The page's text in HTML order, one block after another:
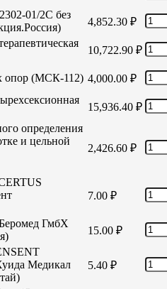
01/2С без
4,852.30 ₽
10,722.90 ₽
опор (МСК-112) 4,000.00 ₽
15,936.40 ₽
определения
и цельной
2,426.60 ₽
7.00 ₽
ГмбХ
15.00 ₽
Медикал
5.40 ₽